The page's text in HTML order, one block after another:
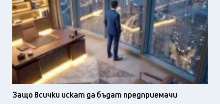
Защо всички искат да бъдат предприемачи